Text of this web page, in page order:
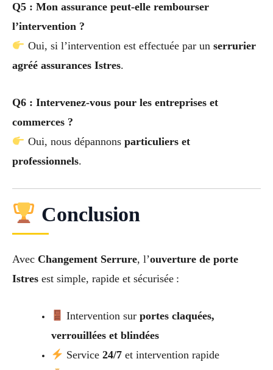
Q5 : Mon assurance peut-elle rembourser
l’intervention ?
Oui, si l’intervention est effectuée par un serrurier
agréé assurances Istres.
Q6 : Intervenez-vous pour les entreprises et
commerces ?
Oui, nous dépannons particuliers et
professionnels.
Conclusion
Avec Changement Serrure, l’ouverture de porte
Istres est simple, rapide et sécurisée :
Intervention surportes claquées,
verrouillées et blindées
Service24/7 et intervention rapide